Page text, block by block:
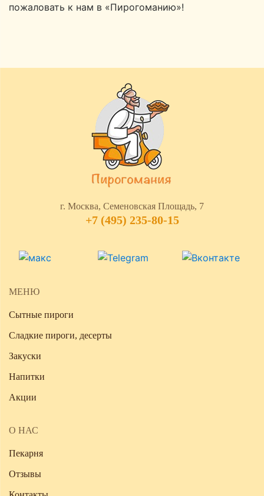
пожаловать к нам в «Пирогоманию»!
г. Москва, Семеновская Площадь, 7
+7 (495) 235-80-15
МЕНЮ
Сытные пироги
Сладкие пироги, десерты
Закуски
Напитки
Акции
О НАС
Пекарня
Отзывы